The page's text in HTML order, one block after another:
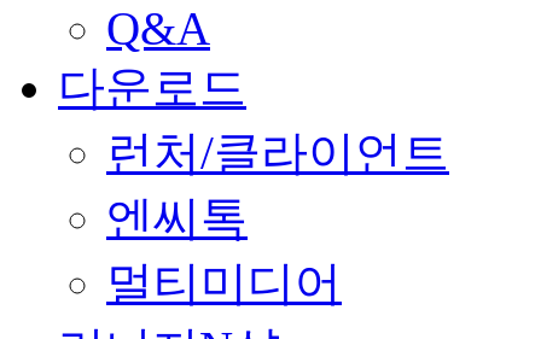
Q&A
다운로드
런처/클라이언트
엔씨톡
멀티미디어